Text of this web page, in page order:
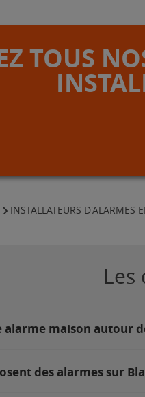
TOUS
INSTALLATEURS D'ALARMES
Les
maison autour
des alarmes sur